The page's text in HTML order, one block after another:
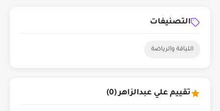
التصنيفات
اللياقة والرياضة
تقييم علي عبدالزاهر (0)